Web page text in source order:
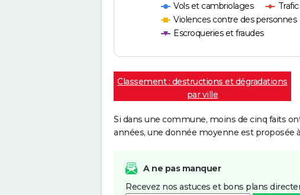
Vols et cambriolages
Violences contre des personnes
Escroqueries et fraudes
Classement : destructions et dégradations
par ville
Si dans une commune, moins de cinq faits
années, une donnée moyenne est proposée
A ne pas manquer
Recevez nos astuces et bons plans